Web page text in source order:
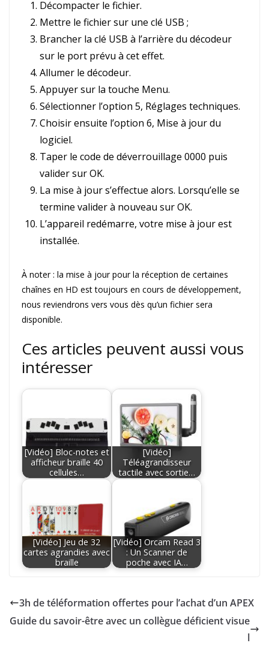
Décompacter le fichier.
Mettre le fichier sur une clé USB ;
Brancher la clé USB à l’arrière du décodeur
sur le port prévu à cet effet.
Allumer le décodeur.
Appuyer sur la touche Menu.
Sélectionner l’option 5, Réglages techniques.
Choisir ensuite l’option 6, Mise à jour du
logiciel.
Taper le code de déverrouillage 0000 puis
valider sur OK.
La mise à jour s’effectue alors. Lorsqu’elle se
termine valider à nouveau sur OK.
L’appareil redémarre, votre mise à jour est
installée.
À noter : la mise à jour pour la réception de certaines
chaînes en HD est toujours en cours de développement,
nous reviendrons vers vous dès qu’un fichier sera
disponible.
Ces articles peuvent aussi vous
intéresser
[Vidéo] Bloc-notes et
afficheur braille 40
cellules…
[Vidéo]
Téléagrandisseur
tactile avec sortie…
[Vidéo] Jeu de 32
cartes agrandies avec
braille
[Vidéo] Orcam Read 3
: Un Scanner de
poche avec IA…
3h de téléformation offertes pour l’achat d’un APEX
Guide du savoir-être avec un collègue déficient visue
l